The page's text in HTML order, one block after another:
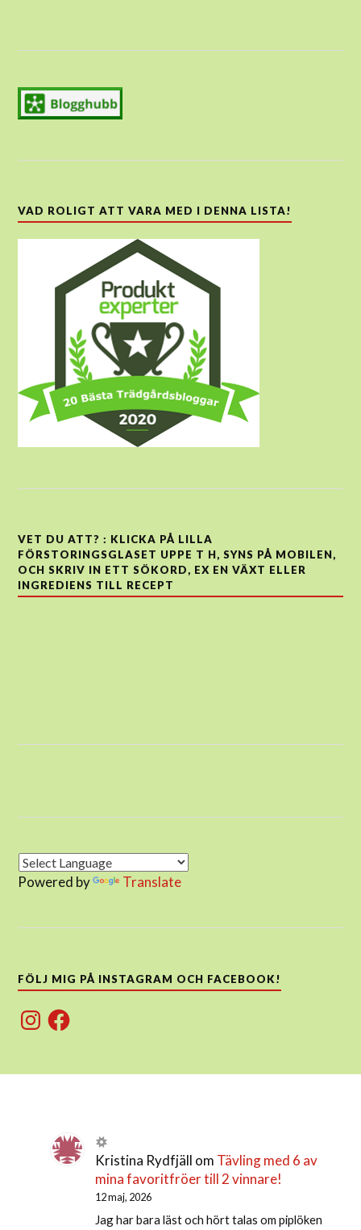
VAD ROLIGT ATT VARA MED I DENNA LISTA!
VET DU ATT? : KLICKA PÅ LILLA
FÖRSTORINGSGLASET UPPE T H, SYNS PÅ MOBILEN,
OCH SKRIV IN ETT SÖKORD, EX EN VÄXT ELLER
INGREDIENS TILL RECEPT
Powered by Translate
FÖLJ MIG PÅ INSTAGRAM OCH FACEBOOK!
InstagramFacebook
Kristina Rydfjäll om Tävling med 6 av
mina favoritfröer till 2 vinnare!
12 maj, 2026
Jag har bara läst och hört talas om piplöken